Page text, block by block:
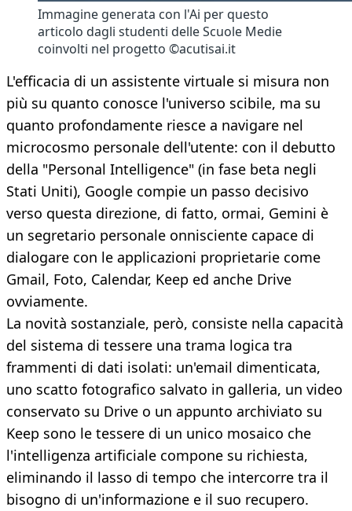
Immagine generata con l'Ai per questo
articolo dagli studenti delle Scuole Medie
coinvolti nel progetto ©acutisai.it
L'efficacia di un assistente virtuale si misura non
più su quanto conosce l'universo scibile, ma su
quanto profondamente riesce a navigare nel
microcosmo personale dell'utente: con il debutto
della "Personal Intelligence" (in fase beta negli
Stati Uniti), Google compie un passo decisivo
verso questa direzione, di fatto, ormai, Gemini è
un segretario personale onnisciente capace di
dialogare con le applicazioni proprietarie come
Gmail, Foto, Calendar, Keep ed anche Drive
ovviamente.
La novità sostanziale, però, consiste nella capacità
del sistema di tessere una trama logica tra
frammenti di dati isolati: un'email dimenticata,
uno scatto fotografico salvato in galleria, un video
conservato su Drive o un appunto archiviato su
Keep sono le tessere di un unico mosaico che
l'intelligenza artificiale compone su richiesta,
eliminando il lasso di tempo che intercorre tra il
bisogno di un'informazione e il suo recupero.